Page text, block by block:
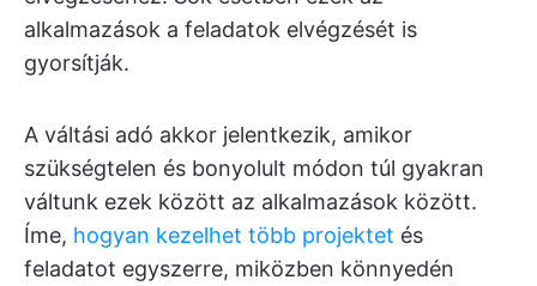
alkalmazások a feladatok elvégzését is
gyorsítják.
A váltási adó akkor jelentkezik, amikor
szükségtelen és bonyolult módon túl gyakran
váltunk ezek között az alkalmazások között.
Íme, hogyan kezelhet több projektet és
feladatot egyszerre, miközben könnyedén